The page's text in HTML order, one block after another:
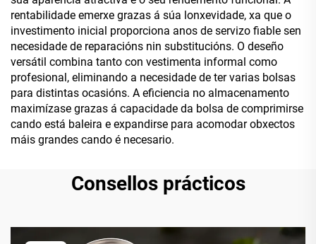
rentabilidade emerxe grazas á súa lonxevidade, xa que o
investimento inicial proporciona anos de servizo fiable sen
necesidade de reparacións nin substitucións. O deseño
versátil combina tanto con vestimenta informal como
profesional, eliminando a necesidade de ter varias bolsas
para distintas ocasións. A eficiencia no almacenamento
maximízase grazas á capacidade da bolsa de comprimirse
cando está baleira e expandirse para acomodar obxectos
máis grandes cando é necesario.
Consellos prácticos